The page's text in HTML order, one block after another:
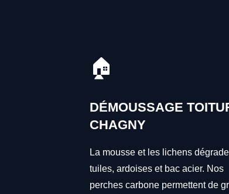
🏠
DÉMOUSSAGE
CHAGNY
La mousse et les lichens
tuiles, ardoises et bac acier. Nos
perches carbone permettent de